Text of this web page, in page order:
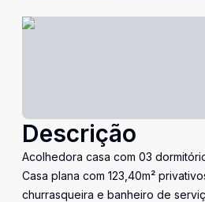
Descrição
Acolhedora casa com 03
Casa plana com 123,40m²
churrasqueira e banheiro de